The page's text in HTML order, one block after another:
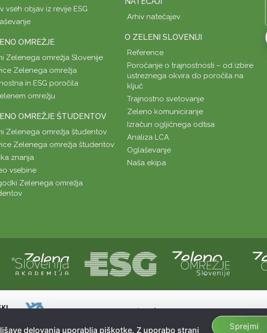
vseh objav iz revije ESG
OMREŽJE
Zelenega omrežja Slovenije
Zelenega omrežja
in ESG poročila
omrežju
OMREŽJE ŠTUDENTOV
Zelenega omrežja študentov
Zelenega omrežja študentov
znanja
vsebine
Zelenega omrežja
Arhiv natečajev
O ZELENI SLOVENIJI
Reference
Poročanje o trajnostnosti – od izbire
ustreznega okvira do poročila na
ključ
Trajnostno svetovanje
Zeleno komuniciranje
Izračun ogljičnega odtisa
Analiza LCA
Oglaševanje
Naša ekipa
Naložbo sofinancirata Republika Slovenija in
Sofinanciranje spletne strani je bilo pridobljeno preko
delovanja uporablja piškotke. Z uporabo strani Sprejmi